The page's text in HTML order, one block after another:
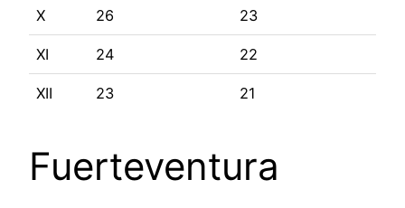
X 26 23
XI 24 22
XII 23 21
Fuerteventura